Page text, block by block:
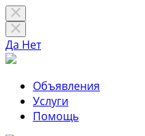
Да Нет
Объявления
Услуги
Помощь